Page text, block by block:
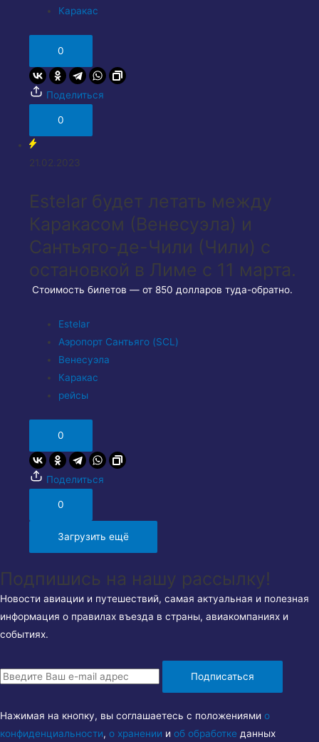
Каракас
0
Поделиться
0
21.02.2023
Estelar будет летать между
Каракасом (Венесуэла) и
Сантьяго-де-Чили (Чили) с
остановкой в Лиме с 11 марта.
Стоимость билетов — от 850 долларов туда-обратно.
Estelar
Аэропорт Сантьяго (SCL)
Венесуэла
Каракас
рейсы
0
Поделиться
0
Загрузить ещё
Подпишись на нашу рассылку!
Новости авиации и путешествий, самая актуальная и полезная
информация о правилах въезда в страны, авиакомпаниях и
событиях.
Подписаться
Нажимая на кнопку, вы соглашаетесь с положениями о
конфиденциальности, о хранении и об обработке данных